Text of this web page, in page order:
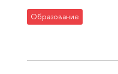
Образование